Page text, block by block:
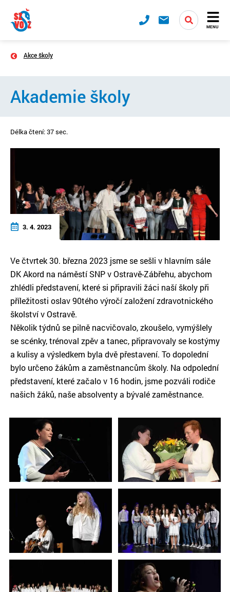
MENU
Akce školy
Akademie školy
Délka čtení: 37 sec.
3. 4. 2023
Ve čtvrtek 30. března 2023 jsme se sešli v hlavním sále
DK Akord na náměstí SNP v Ostravě-Zábřehu, abychom
zhlédli představení, které si připravili žáci naší školy při
příležitosti oslav 90tého výročí založení zdravotnického
školství v Ostravě.
Několik týdnů se pilně nacvičovalo, zkoušelo, vymýšlely
se scénky, trénoval zpěv a tanec, připravovaly se kostýmy
a kulisy a výsledkem byla dvě přestavení. To dopolední
bylo určeno žákům a zaměstnancům školy. Na odpolední
představení, které začalo v 16 hodin, jsme pozváli rodiče
našich žáků, naše absolventy a bývalé zaměstnance.